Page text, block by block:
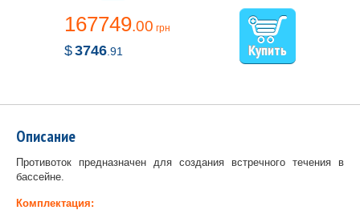
167749.00 грн
$3746 .91
Описание
Противоток предназначен для создания встречного течения в
бассейне.
Комплектация: